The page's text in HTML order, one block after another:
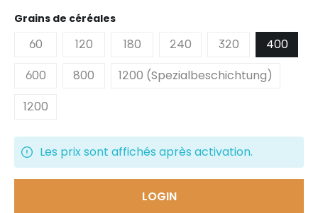
Sélectionnez
Grains de céréales
60 120 180 240 320
400
600
800
1200 (Spezialbeschichtung)
1200
Les prix sont affichés après activation.
LOGIN